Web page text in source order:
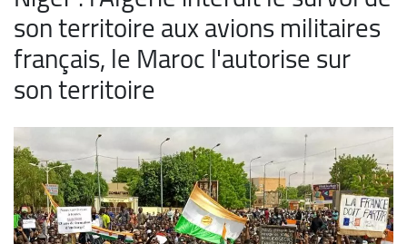
son territoire aux avions militaires
français, le Maroc l'autorise sur
son territoire